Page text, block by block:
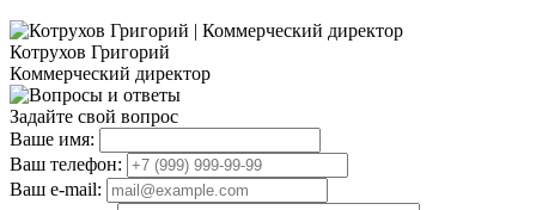
Котрухов Григорий
Коммерческий директор
Задайте свой вопрос
Ваше имя:
Ваш телефон:
Ваш e-mail: